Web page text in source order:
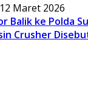
12 Maret 2026
Balik ke Polda
Crusher